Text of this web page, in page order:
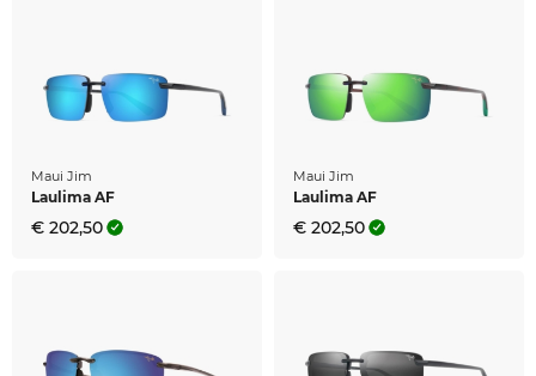
Maui Jim
Laulima AF
€ 202,50
Maui Jim
Laulima AF
€ 202,50